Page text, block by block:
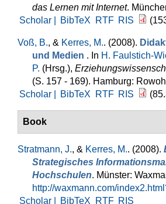
das Lernen mit Internet.
Scholar |
BibTeX RTF RIS
Voß, B., & Kerres, M.. (2008).
und Medien . In H. Faulstich-
P. (Hrsg.),
(S. 157 - 169). Hamburg:
Scholar |
BibTeX RTF RIS
Book
Stratmann, J., & Kerres, M.. (2008).
Strategisches
Hochschulen. Münster:
http://waxmann.com/
Scholar |
BibTeX RTF RIS